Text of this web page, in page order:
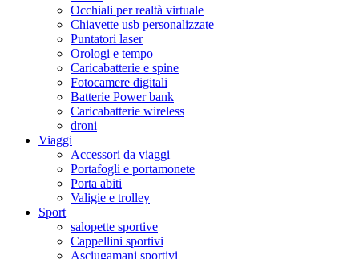
Occhiali per realtà virtuale
Chiavette usb personalizzate
Puntatori laser
Orologi e tempo
Caricabatterie e spine
Fotocamere digitali
Batterie Power bank
Caricabatterie wireless
droni
Viaggi
Accessori da viaggi
Portafogli e portamonete
Porta abiti
Valigie e trolley
Sport
salopette sportive
Cappellini sportivi
Asciugamani sportivi